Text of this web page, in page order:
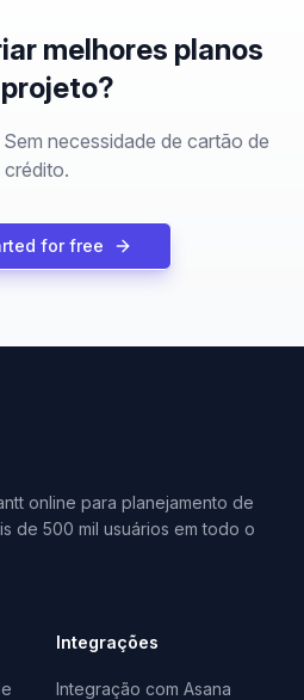
melhores planos
necessidade de cartão de
crédito.
for free
online para planejamento de
de 500 mil usuários em todo o
Integrações
Integração com Asana